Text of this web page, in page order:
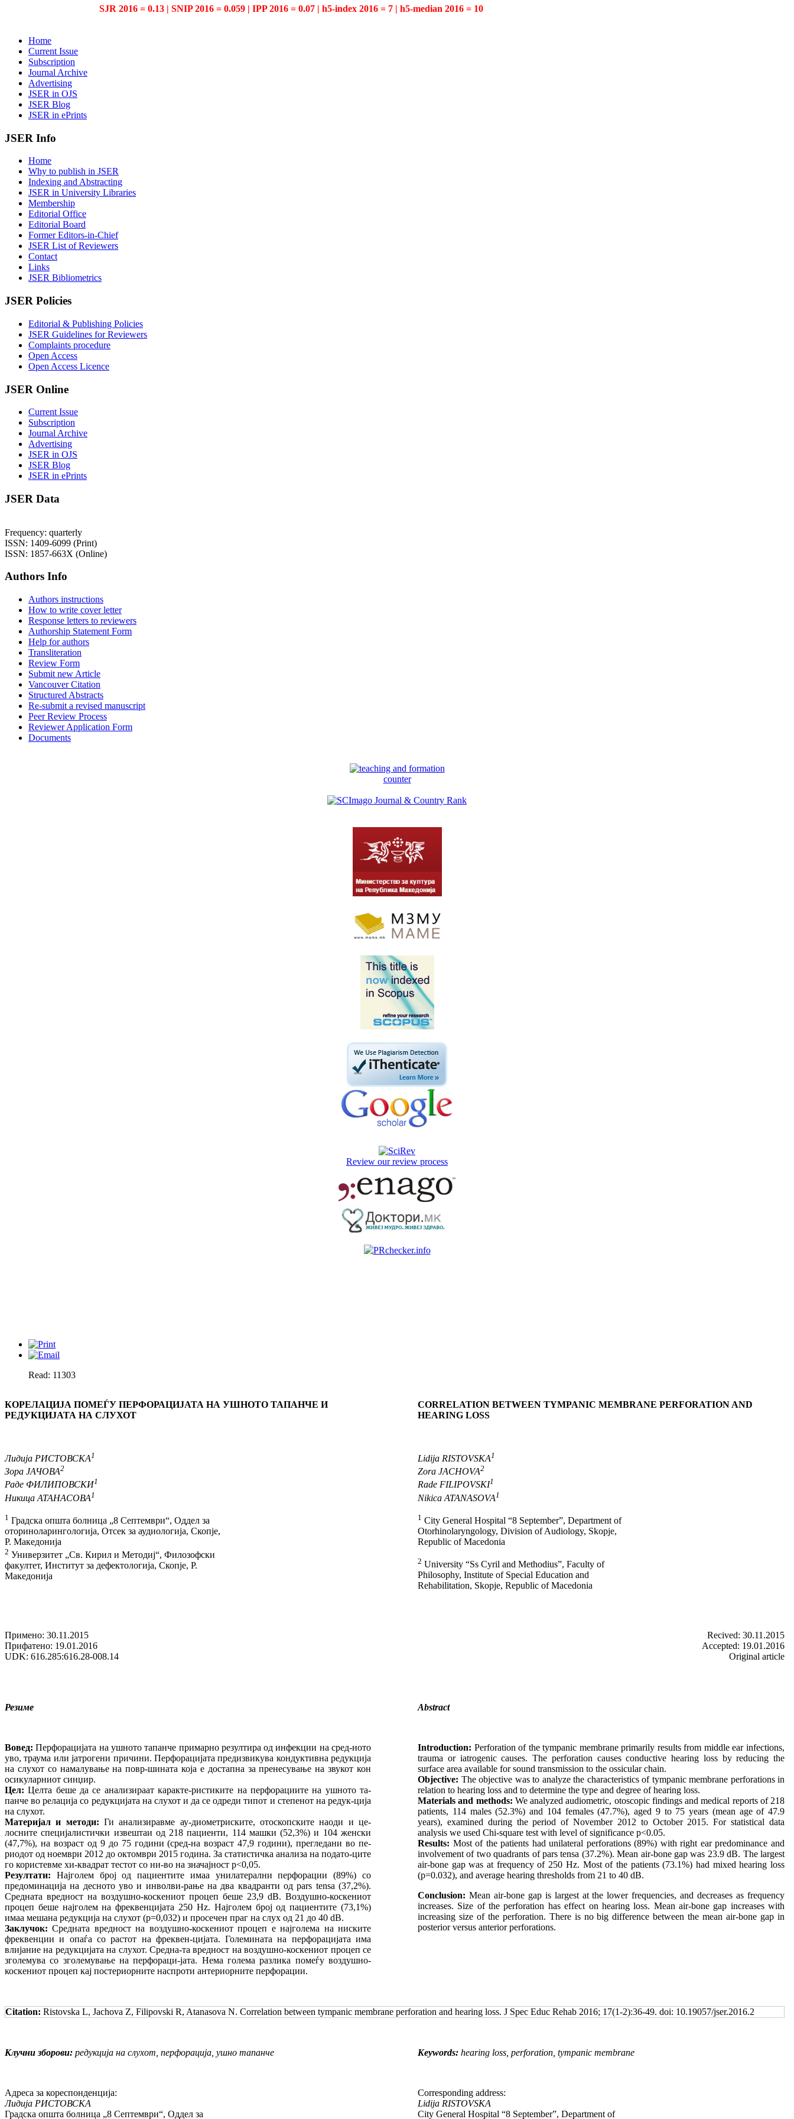
SJR 2016 = 0.13 | SNIP 2016 = 0.059 | IPP 2016 = 0.07 | h5-index 2016 = 7 | h5-median 2016 = 10
Home
Current Issue
Subscription
Journal Archive
Advertising
JSER in OJS
JSER Blog
JSER in ePrints
JSER Info
Home
Why to publish in JSER
Indexing and Abstracting
JSER in University Libraries
Membership
Editorial Office
Editorial Board
Former Editors-in-Chief
JSER List of Reviewers
Contact
Links
JSER Bibliometrics
JSER Policies
Editorial & Publishing Policies
JSER Guidelines for Reviewers
Complaints procedure
Open Access
Open Access Licence
JSER Online
Current Issue
Subscription
Journal Archive
Advertising
JSER in OJS
JSER Blog
JSER in ePrints
JSER Data
Frequency: quarterly
ISSN: 1409-6099 (Print)
ISSN: 1857-663X (Online)
Authors Info
Authors instructions
How to write cover letter
Response letters to reviewers
Authorship Statement Form
Help for authors
Transliteration
Review Form
Submit new Article
Vancouver Citation
Structured Abstracts
Re-submit a revised manuscript
Peer Review Process
Reviewer Application Form
Documents
counter
Review our review process
Read: 11303
КОРЕЛАЦИЈА ПОМЕЃУ ПЕРФОРАЦИЈАТА НА УШНОТО ТАПАНЧЕ И
РЕДУКЦИЈАТА НА СЛУХОТ
Лидија РИСТОВСКА1
Зора ЈАЧОВА2
Раде ФИЛИПОВСКИ1
Никица АТАНАСОВА1
1 Градска општа болница „8 Септември“, Оддел за
оториноларингологија, Отсек за аудиологија, Скопје,
Р. Македонија
2 Универзитет „Св. Кирил и Методиј“, Филозофски
факултет, Институт за дефектологија, Скопје, Р.
Македонија
CORRELATION BETWEEN TYMPANIC MEMBRANE PERFORATION AND
HEARING LOSS
Lidija RISTOVSKA1
Zora JACHOVA2
Rade FILIPOVSKI1
Nikica ATANASOVA1
1 City General Hospital “8 September”, Department of
Otorhinolaryngology, Division of Audiology, Skopje,
Republic of Macedonia
2 University “Ss Cyril and Methodius”, Faculty of
Philosophy, Institute of Special Education and
Rehabilitation, Skopje, Republic of Macedonia
Примено: 30.11.2015
Прифатено: 19.01.2016
UDK: 616.285:616.28-008.14
Recived: 30.11.2015
Accepted: 19.01.2016
Original article
Резиме Abstract
Вовед: Перфорацијата на ушното тапанче примарно резултира од инфекции на сред-ното
уво, траума или јатрогени причини. Перфорацијата предизвикува кондуктивна редукција
на слухот со намалување на повр-шината која е достапна за пренесување на звукот кон
осикуларниот синџир.
Цел: Целта беше да се анализираат каракте-ристиките на перфорациите на ушното та-
панче во релација со редукцијата на слухот и да се одреди типот и степенот на редук-ција
на слухот.
Материјал и методи: Ги анализиравме ау-диометриските, отоскопските наоди и це-
лосните специјалистички извештаи од 218 пациенти, 114 машки (52,3%) и 104 женски
(47,7%), на возраст од 9 до 75 години (сред-на возраст 47,9 години), прегледани во пе-
риодот од ноември 2012 до октомври 2015 година. За статистичка анализа на подато-ците
го користевме хи-квадрат тестот со ни-во на значајност p<0,05.
Резултати: Најголем број од пациентите имаа унилатерални перфорации (89%) со
предоминација на десното уво и инволви-рање на два квадранти од pars tensa (37,2%).
Средната вредност на воздушно-коскениот процеп беше 23,9 dB. Воздушно-коскениот
процеп беше најголем на фреквенцијата 250 Hz. Најголем број од пациентите (73,1%)
имаа мешана редукција на слухот (p=0,032) и просечен праг на слух од 21 до 40 dB.
Заклучок: Средната вредност на воздушно-коскениот процеп е најголема на ниските
фреквенции и опаѓа со растот на фреквен-цијата. Големината на перфорацијата има
влијание на редукцијата на слухот. Средна-та вредност на воздушно-коскениот процеп се
зголемува со зголемување на перфораци-јата. Нема голема разлика помеѓу воздушно-
коскениот процеп кај постериорните наспроти антериорните перфорации.
Introduction: Perforation of the tympanic membrane primarily results from middle ear infections,
trauma or iatrogenic causes. The perforation causes conductive hearing loss by reducing the
surface area available for sound transmission to the ossicular chain.
Objective: The objective was to analyze the characteristics of tympanic membrane perforations in
relation to hearing loss and to determine the type and degree of hearing loss.
Materials and methods: We analyzed audiometric, otoscopic findings and medical reports of 218
patients, 114 males (52.3%) and 104 females (47.7%), aged 9 to 75 years (mean age of 47.9
years), examined during the period of November 2012 to October 2015. For statistical data
analysis we used Chi-square test with level of significance p<0.05.
Results: Most of the patients had unilateral perforations (89%) with right ear predominance and
involvement of two quadrants of pars tensa (37.2%). Mean air-bone gap was 23.9 dB. The largest
air-bone gap was at frequency of 250 Hz. Most of the patients (73.1%) had mixed hearing loss
(p=0.032), and average hearing thresholds from 21 to 40 dB.
Conclusion: Mean air-bone gap is largest at the lower frequencies, and decreases as frequency
increases. Size of the perforation has effect on hearing loss. Mean air-bone gap increases with
increasing size of the perforation. There is no big difference between the mean air-bone gap in
posterior versus anterior perforations.
Citation: Ristovska L, Jachova Z, Filipovski R, Atanasova N. Correlation between tympanic membrane perforation and hearing loss. J Spec Educ Rehab 2016; 17(1-2):36-49. doi: 10.19057/jser.2016.2
Клучни зборови: редукција на слухот, перфорација, ушно тапанче Keywords: hearing loss, perforation, tympanic membrane
Адреса за кореспонденција:
Лидија РИСТОВСКА
Градска општа болница „8 Септември“, Оддел за
Corresponding address:
Lidija RISTOVSKA
City General Hospital “8 September”, Department of